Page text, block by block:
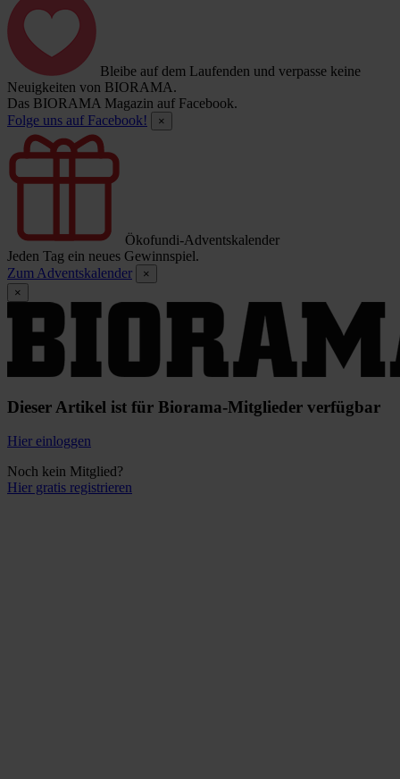
Bleibe auf dem Laufenden und verpasse keine
Neuigkeiten von BIORAMA.
Das BIORAMA Magazin auf Facebook.
Folge uns auf Facebook!
×
Ökofundi-Adventskalender
Jeden Tag ein neues Gewinnspiel.
Zum Adventskalender
×
×
Dieser Artikel ist für Biorama-Mitglieder verfügbar
Hier einloggen
Noch kein Mitglied?
Hier gratis registrieren